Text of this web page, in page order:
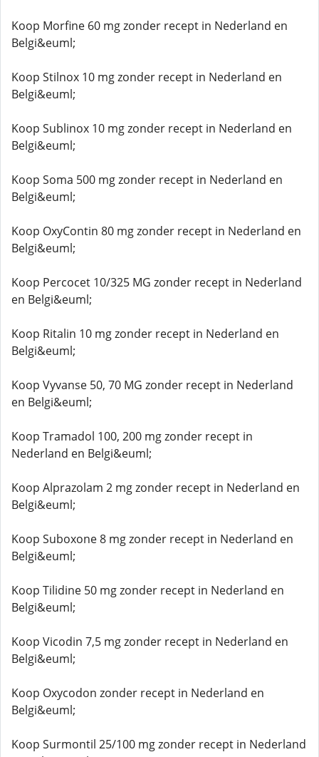
Koop Morfine 60 mg zonder recept in Nederland en
Belgi&euml;
Koop Stilnox 10 mg zonder recept in Nederland en
Belgi&euml;
Koop Sublinox 10 mg zonder recept in Nederland en
Belgi&euml;
Koop Soma 500 mg zonder recept in Nederland en
Belgi&euml;
Koop OxyContin 80 mg zonder recept in Nederland en
Belgi&euml;
Koop Percocet 10/325 MG zonder recept in Nederland
en Belgi&euml;
Koop Ritalin 10 mg zonder recept in Nederland en
Belgi&euml;
Koop Vyvanse 50, 70 MG zonder recept in Nederland
en Belgi&euml;
Koop Tramadol 100, 200 mg zonder recept in
Nederland en Belgi&euml;
Koop Alprazolam 2 mg zonder recept in Nederland en
Belgi&euml;
Koop Suboxone 8 mg zonder recept in Nederland en
Belgi&euml;
Koop Tilidine 50 mg zonder recept in Nederland en
Belgi&euml;
Koop Vicodin 7,5 mg zonder recept in Nederland en
Belgi&euml;
Koop Oxycodon zonder recept in Nederland en
Belgi&euml;
Koop Surmontil 25/100 mg zonder recept in Nederland